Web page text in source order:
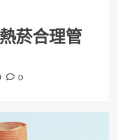
菸合理管
0